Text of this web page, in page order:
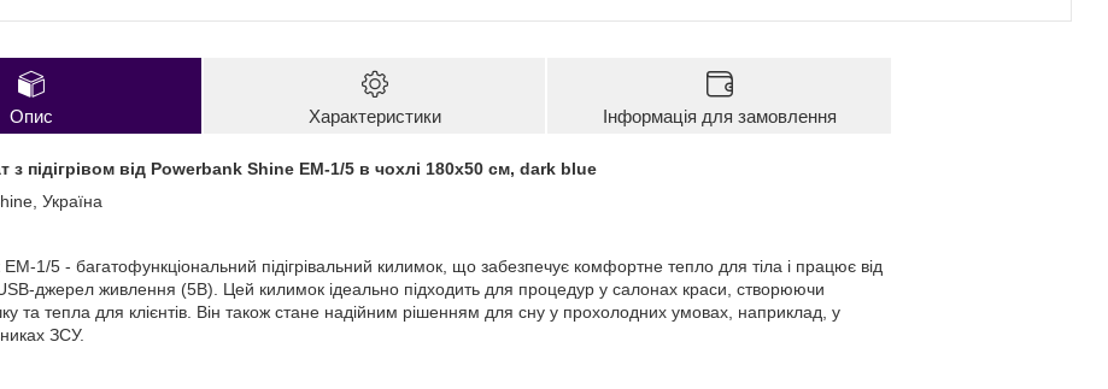
Опис Характеристики Інформація для замовлення
з підігрівом від Powerbank Shine ЕМ-1/5 в чохлі 180х50 см, dark blue
Україна
1/5 - багатофункціональний підігрівальний килимок, що забезпечує комфортне тепло для тіла і працює від
джерел живлення (5В). Цей килимок ідеально підходить для процедур у салонах краси, створюючи
та тепла для клієнтів. Він також стане надійним рішенням для сну у прохолодних умовах, наприклад, у
ЗСУ.